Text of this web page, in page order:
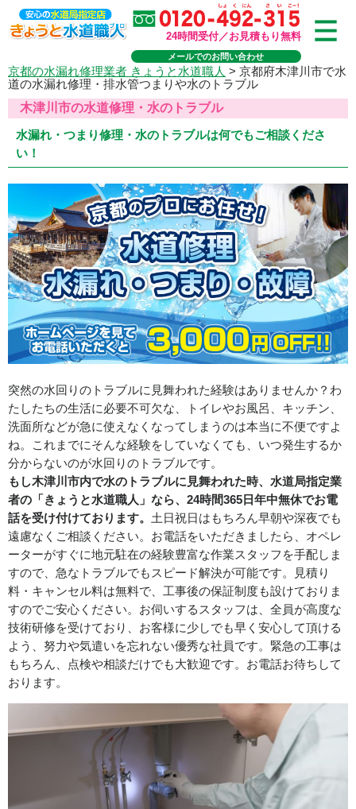
24時間受付／お見積もり無料
メールでのお問い合わせ
京都の水漏れ修理業者 きょうと水道職人 > 京都府木津川市で水
道の水漏れ修理・排水管つまりや水のトラブル
木津川市の水道修理・水のトラブル
水漏れ・つまり修理・水のトラブルは何でもご相談くださ
い！
突然の水回りのトラブルに見舞われた経験はありませんか？わ
たしたちの生活に必要不可欠な、トイレやお風呂、キッチン、
洗面所などが急に使えなくなってしまうのは本当に不便ですよ
ね。これまでにそんな経験をしていなくても、いつ発生するか
分からないのが水回りのトラブルです。
もし木津川市内で水のトラブルに見舞われた時、水道局指定業
者の「きょうと水道職人」なら、24時間365日年中無休でお電
話を受け付けております。 土日祝日はもちろん早朝や深夜でも
遠慮なくご相談ください。お電話をいただきましたら、オペレ
ーターがすぐに地元駐在の経験豊富な作業スタッフを手配しま
すので、急なトラブルでもスピード解決が可能です。見積り
料・キャンセル料は無料で、工事後の保証制度も設けておりま
すのでご安心ください。お伺いするスタッフは、全員が高度な
技術研修を受けており、お客様に少しでも早く安心して頂ける
よう、努力や気遣いを忘れない優秀な社員です。緊急の工事は
もちろん、点検や相談だけでも大歓迎です。お電話お待ちして
おります。